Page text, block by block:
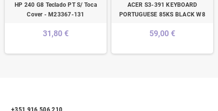
HP 240 G8 Teclado PT S/ Toca
Cover - M23367-131
31,80 €
ACER S3-391 KEYBOARD
PORTUGUESE 85KS BLACK W8
59,00 €